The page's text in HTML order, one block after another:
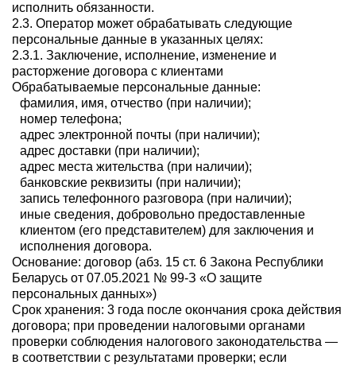
исполнить обязанности.
2.3. Оператор может обрабатывать следующие
персональные данные в указанных целях:
2.3.1. Заключение, исполнение, изменение и
расторжение договора с клиентами
Обрабатываемые персональные данные:
фамилия, имя, отчество (при наличии);
номер телефона;
адрес электронной почты (при наличии);
адрес доставки (при наличии);
адрес места жительства (при наличии);
банковские реквизиты (при наличии);
запись телефонного разговора (при наличии);
иные сведения, добровольно предоставленные
клиентом (его представителем) для заключения и
исполнения договора.
Основание: договор (абз. 15 ст. 6 Закона Республики
Беларусь от 07.05.2021 № 99-З «О защите
персональных данных»)
Срок хранения: 3 года после окончания срока действия
договора; при проведении налоговыми органами
проверки соблюдения налогового законодательства —
в соответствии с результатами проверки; если